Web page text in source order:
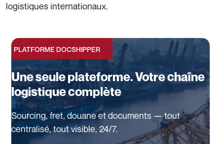
logistiques internationaux.
PLATFORME DOCSHIPPER
Une seule plateforme. Votre chaîne
logistique complète
Sourcing, fret, douane et documents — tout
centralisé, tout visible, 24/7.